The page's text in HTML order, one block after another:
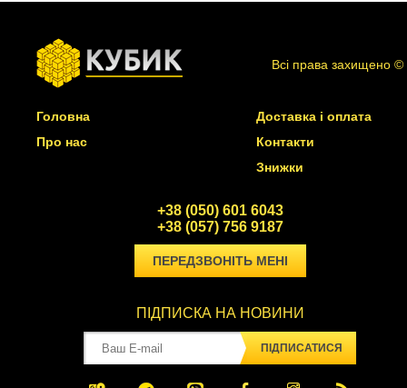
Всі права захищено ©
Головна
Про нас
Доставка і оплата
Контакти
Знижки
+38 (050) 601 6043
+38 (057) 756 9187
ПЕРЕДЗВОНІТЬ МЕНІ
ПІДПИСКА НА НОВИНИ
ПІДПИСАТИСЯ